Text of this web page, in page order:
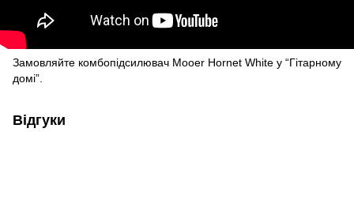
Замовляйте комбопідсилювач Mooer Hornet White у “Гітарному
домі”.
Відгуки